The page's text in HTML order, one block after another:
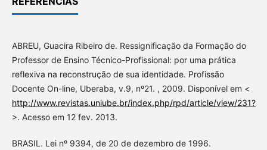
ABREU, Guacira Ribeiro de. Ressignificação da Formação do
Professor de Ensino Técnico-Profissional: por uma prática
reflexiva na reconstrução de sua identidade. Profissão
Docente On-line, Uberaba, v.9, nº21. , 2009. Disponível em <
http://www.revistas.uniube.br/index.php/rpd/article/view/231?
>. Acesso em 12 fev. 2013.
BRASIL. Lei nº 9394, de 20 de dezembro de 1996.